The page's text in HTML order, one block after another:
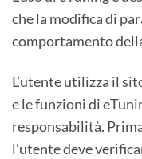
che la modifica di
comportamento
L’utente utilizza il
e le funzioni di
responsabilità.
l’utente deve